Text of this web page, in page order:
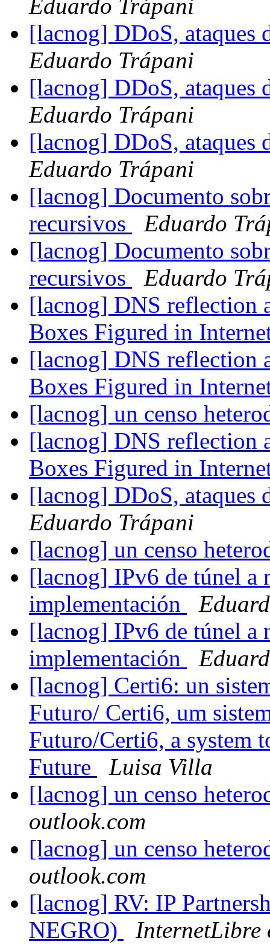
Eduardo Trápani
[lacnog] DDoS,
Eduardo Trápani
[lacnog] DDoS,
Eduardo Trápani
[lacnog] DDoS,
Eduardo Trápani
[lacnog] Documento
recursivos
Eduardo
[lacnog] Documento
recursivos
Eduardo
[lacnog] DNS reflection
Boxes Figured in
[lacnog] DNS reflection
Boxes Figured in
[lacnog] un censo
[lacnog] DNS reflection
Boxes Figured in
[lacnog] DDoS,
Eduardo Trápani
[lacnog] un censo
[lacnog] IPv6 de túnel a
implementación
[lacnog] IPv6 de túnel a
implementación
[lacnog] Certi6: un
Futuro/ Certi6, um
Futuro/Certi6, a system
Future
Luisa Villa
[lacnog] un censo
outlook.com
[lacnog] un censo
outlook.com
[lacnog] RV: IP
NEGRO)
InternetLibre